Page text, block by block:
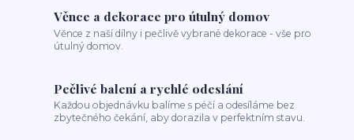
Věnce a dekorace pro útulný domov
Věnce z naší dílny i pečlivě vybrané dekorace - vše pro
útulný domov.
Pečlivé balení a rychlé odeslání
Každou objednávku balíme s péčí a odesíláme bez
zbytečného čekání, aby dorazila v perfektním stavu.